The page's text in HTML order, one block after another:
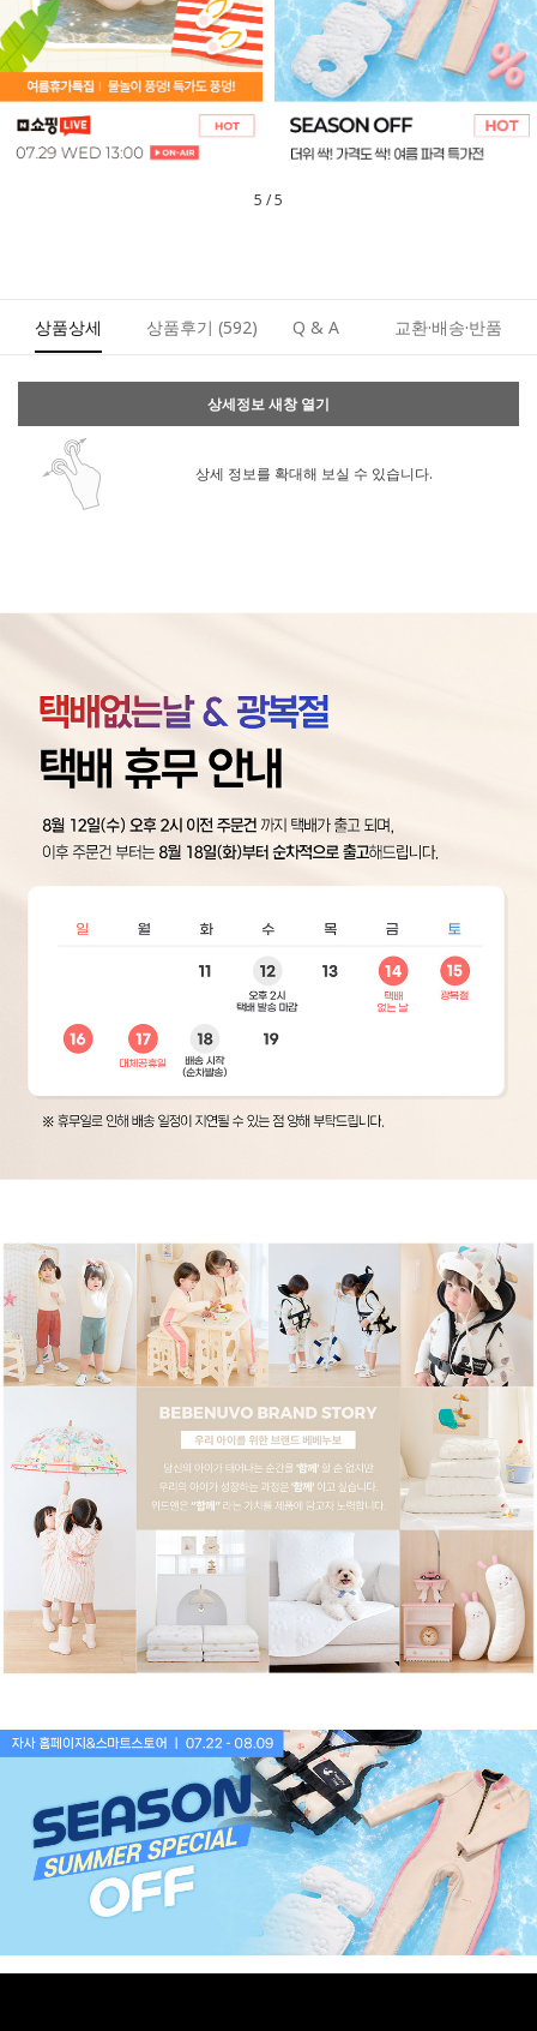
1 /5
상품상세 상품후기 (592) Q & A 교환·배송·반품
상세정보 새창 열기
상세 정보를 확대해 보실 수 있습니다.